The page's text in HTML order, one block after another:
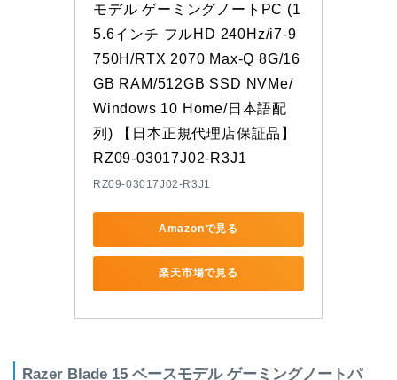
モデル ゲーミングノートPC (1
5.6インチ フルHD 240Hz/i7-9
750H/RTX 2070 Max-Q 8G/16
GB RAM/512GB SSD NVMe/
Windows 10 Home/日本語配
列) 【日本正規代理店保証品】
RZ09-03017J02-R3J1
RZ09-03017J02-R3J1
Amazonで見る
楽天市場で見る
Razer Blade 15 ベースモデル ゲーミングノートパ